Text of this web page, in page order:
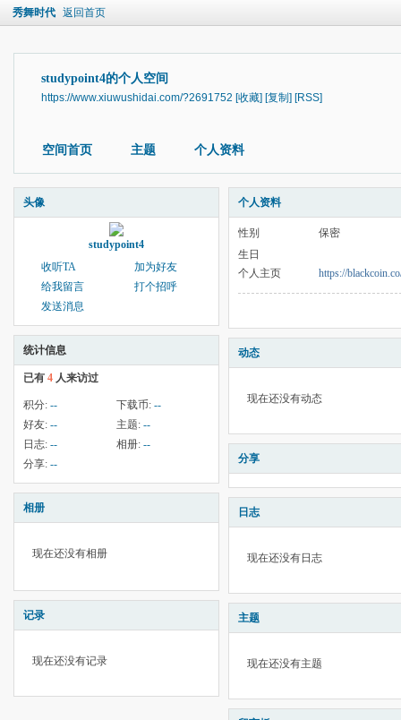
秀舞时代 返回首页
studypoint4的个人空间
https://www.xiuwushidai.com/?2691752 [收藏] [复制] [RSS]
空间首页 主题 个人资料
头像
studypoint4
收听TA
加为好友
给我留言
打个招呼
发送消息
统计信息
已有 4 人来访过
积分: -- 下载币: --
好友: -- 主题: --
日志: -- 相册: --
分享: --
相册
现在还没有相册
记录
现在还没有记录
个人资料
性别
保密
生日
个人主页
https://
动态
现在还没有动态
分享
日志
现在还没有日志
主题
现在还没有主题